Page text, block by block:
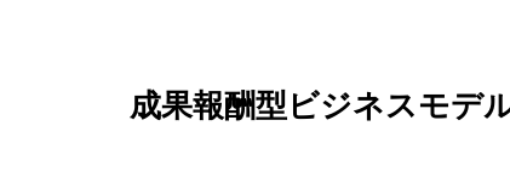
成果報酬型ビジネスモデ